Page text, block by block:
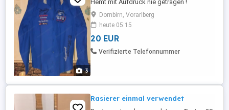
3
Hemt mit Aufdruck nie getragen !
Dornbirn, Vorarlberg
heute 05:15
20 EUR
Verifizierte Telefonnummer
Rasierer einmal verwendet